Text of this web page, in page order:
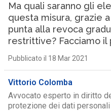
Ma quali saranno gli
questa misura, grazie
punta alla revoca
restrittive? Facciamo il
Pubblicato il 18 Mar 2021
Vittorio Colomba
Avvocato esperto in diritto
protezione dei dati personali